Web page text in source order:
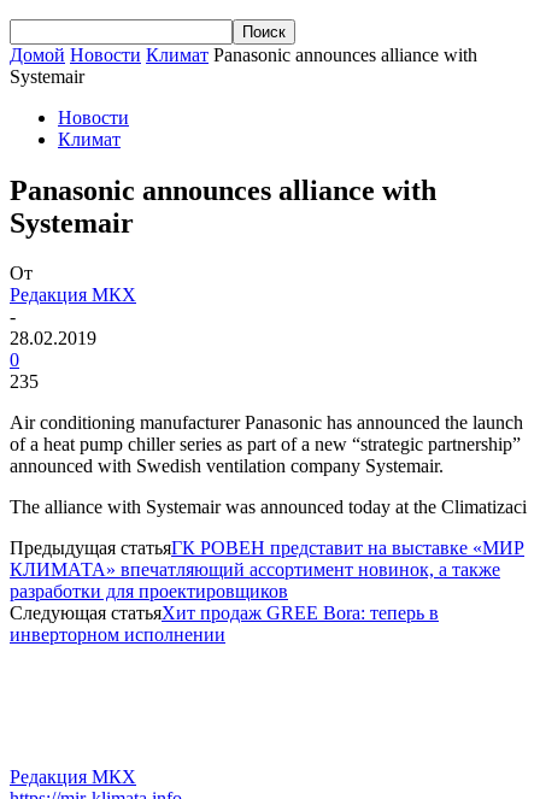
Домой Новости Климат Panasonic announces alliance with
Systemair
Новости
Климат
Panasonic announces alliance with
Systemair
От
Редакция МКХ
-
28.02.2019
0
235
Air conditioning manufacturer Panasonic has announced the launch
of a heat pump chiller series as part of a new “strategic partnership”
announced with Swedish ventilation company Systemair.
The alliance with Systemair was announced today at the Climatizaci
Предыдущая статьяГК РОВЕН представит на выставке «МИР
КЛИМАТА» впечатляющий ассортимент новинок, а также
разработки для проектировщиков
Следующая статьяХит продаж GREE Bora: теперь в
инверторном исполнении
Редакция МКХ